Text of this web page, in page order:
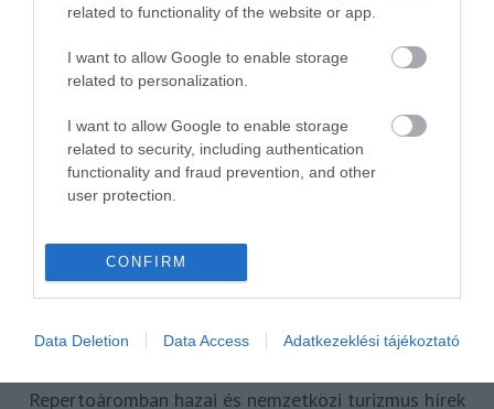
related to functionality of the website or app.
I want to allow Google to enable storage
related to personalization.
I want to allow Google to enable storage
related to security, including authentication
functionality and fraud prevention, and other
user protection.
CONFIRM
Data Deletion Data Access Adatkezeklési tájékoztató
ÚJRANYITÁS
MR SPABOOK
A Szerzőről
Turisztikai szakértő, utazó blogger, vendégélmény
tanácsadó. Célom, hogy a kategória teremtő
forrásul és inspirációul szolgáljak a turizmus szakma
Repertoáromban hazai és nemzetközi turizmus hírek